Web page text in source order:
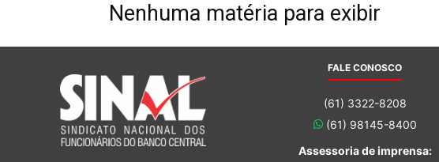
Nenhuma matéria para exibir
FALE CONOSCO
(61) 3322-8208
(61) 98145-8400
Assessoria de imprensa: